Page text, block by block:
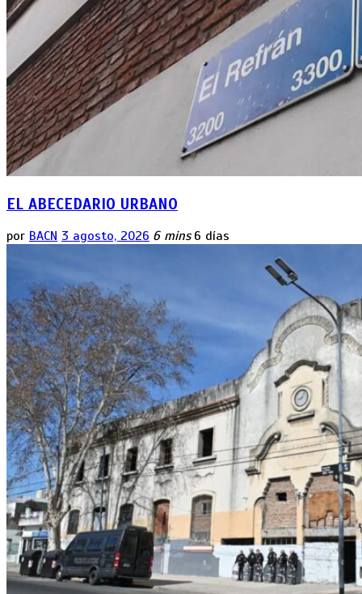
EL ABECEDARIO URBANO
por BACN 3 agosto, 2026 6 mins 6 días